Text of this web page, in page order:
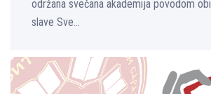
održana svečana akademija povodom
slave Sve...